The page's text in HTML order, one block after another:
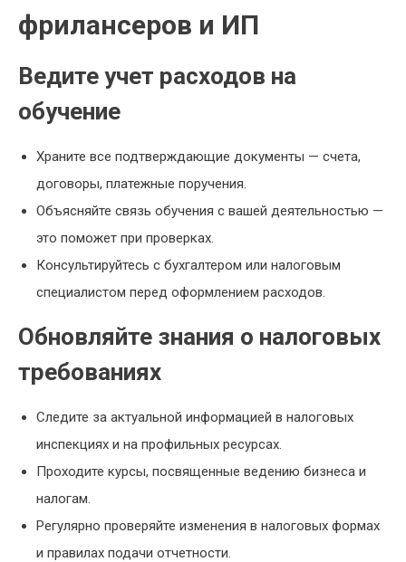
фрилансеров и ИП
Ведите учет расходов на
обучение
Храните все подтверждающие документы — счета,
договоры, платежные поручения.
Объясняйте связь обучения с вашей деятельностью —
это поможет при проверках.
Консультируйтесь с бухгалтером или налоговым
специалистом перед оформлением расходов.
Обновляйте знания о налоговых
требованиях
Следите за актуальной информацией в налоговых
инспекциях и на профильных ресурсах.
Проходите курсы, посвященные ведению бизнеса и
налогам.
Регулярно проверяйте изменения в налоговых формах
и правилах подачи отчетности.